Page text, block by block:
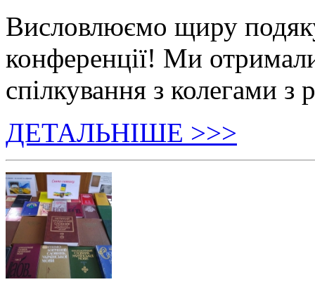
Висловлюємо щиру
конференції! Ми
спілкування з колегами з
ДЕТАЛЬНІШЕ >>>